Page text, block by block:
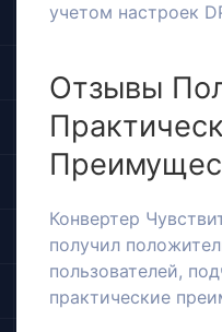
учетом настроек
Отзывы
Конвертер
получил
пользователей,
практические